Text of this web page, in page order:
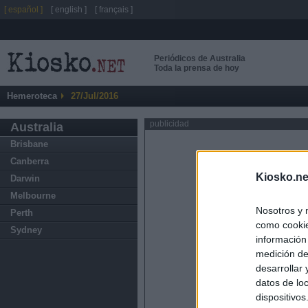
Nosotros y
como
medición
desarrollar
datos de
Periódicos de Australia
Toda la prensa de hoy
Hemeroteca 27/Jul/2016
Australia
Brisbane
Canberra
Darwin
Melbourne
Perth
Sydney
publicidad
[ español ] [ english ] [ français ]